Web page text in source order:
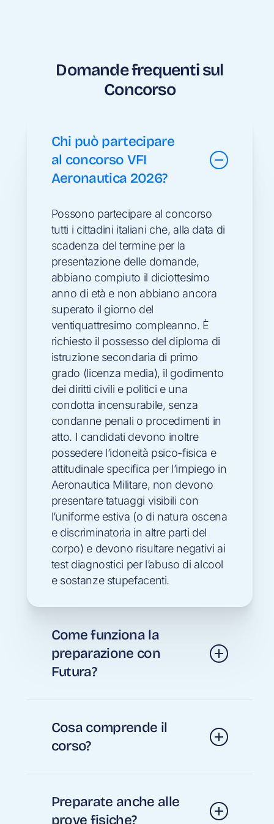
Domande frequenti sul
Concorso
Chi può partecipare
al concorso VFI
Aeronautica 2026?
Possono partecipare al concorso
tutti i cittadini italiani che, alla data di
scadenza del termine per la
presentazione delle domande,
abbiano compiuto il diciottesimo
anno di età e non abbiano ancora
superato il giorno del
ventiquattresimo compleanno. È
richiesto il possesso del diploma di
istruzione secondaria di primo
grado (licenza media), il godimento
dei diritti civili e politici e una
condotta incensurabile, senza
condanne penali o procedimenti in
atto. I candidati devono inoltre
possedere l’idoneità psico-fisica e
attitudinale specifica per l’impiego in
Aeronautica Militare, non devono
presentare tatuaggi visibili con
l’uniforme estiva (o di natura oscena
e discriminatoria in altre parti del
corpo) e devono risultare negativi ai
test diagnostici per l’abuso di alcool
e sostanze stupefacenti.
Come funziona la
preparazione con
Futura?
demand, simulazioni, quiz basati
sulle banche dati ufficiali e un piano
di studio personalizzato. Un tutor ti
Cosa comprende il
corso?
sulle banche dati ufficiali,
preparazione alle prove scritte,
Preparate anche alle
prove fisiche?